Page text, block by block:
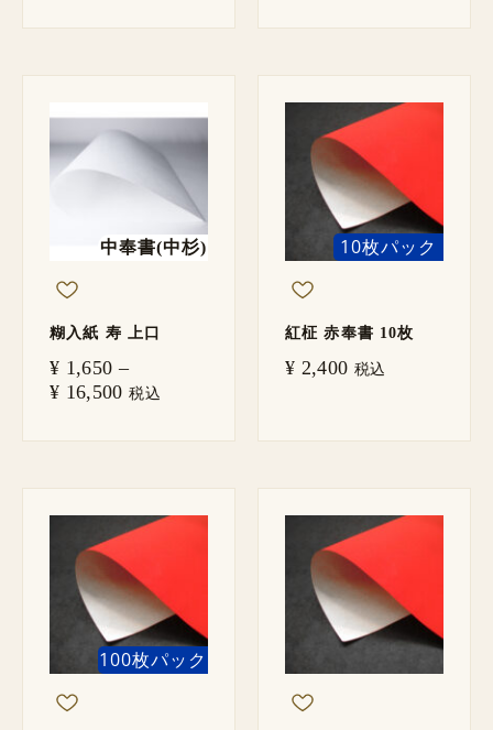
中奉書(中杉)
糊入紙 寿 上口
¥ 1,650 –
¥ 16,500
帯:
¥ 1,650
¥ 16,500
税込
10枚パック
紅柾 赤奉書 10枚
¥ 2,400 税込
100枚パック